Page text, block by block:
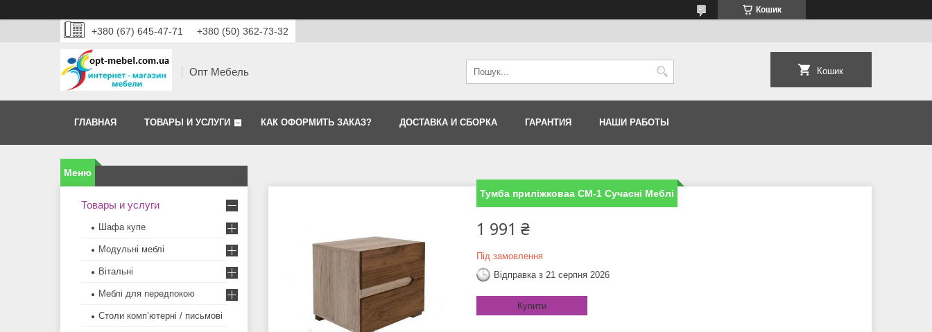
Кошик
+380 (67) 645-47-71 +380 (50) 362-73-32
Опт Мебель Кошик
ГЛАВНАЯ ТОВАРЫ И УСЛУГИ КАК ОФОРМИТЬ ЗАКАЗ? ДОСТАВКА И СБОРКА ГАРАНТИЯ НАШИ РАБОТЫ
Тумба приліжковаа СМ-1 Сучасні Меблі
1 991 ₴
Під замовлення
Відправка з 21 серпня 2026
Купити
Товары и услуги
Шафа купе
Модульні меблі
Вітальні
Меблi для передпокою
Столи комп’ютерні / письмові